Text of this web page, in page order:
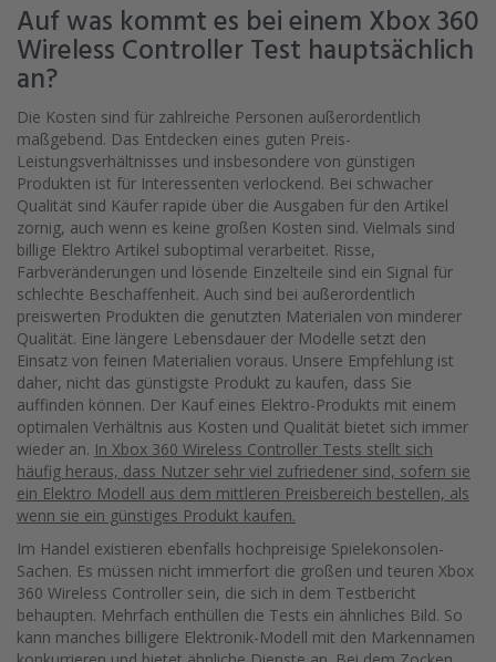
Auf was kommt es bei einem Xbox 360
Wireless Controller Test hauptsächlich
an?
Die Kosten sind für zahlreiche Personen außerordentlich
maßgebend. Das Entdecken eines guten Preis-
Leistungsverhältnisses und insbesondere von günstigen
Produkten ist für Interessenten verlockend. Bei schwacher
Qualität sind Käufer rapide über die Ausgaben für den Artikel
zornig, auch wenn es keine großen Kosten sind. Vielmals sind
billige Elektro Artikel suboptimal verarbeitet. Risse,
Farbveränderungen und lösende Einzelteile sind ein Signal für
schlechte Beschaffenheit. Auch sind bei außerordentlich
preiswerten Produkten die genutzten Materialen von minderer
Qualität. Eine längere Lebensdauer der Modelle setzt den
Einsatz von feinen Materialien voraus. Unsere Empfehlung ist
daher, nicht das günstigste Produkt zu kaufen, dass Sie
auffinden können. Der Kauf eines Elektro-Produkts mit einem
optimalen Verhältnis aus Kosten und Qualität bietet sich immer
wieder an. In Xbox 360 Wireless Controller Tests stellt sich
häufig heraus, dass Nutzer sehr viel zufriedener sind, sofern sie
ein Elektro Modell aus dem mittleren Preisbereich bestellen, als
wenn sie ein günstiges Produkt kaufen.
Im Handel existieren ebenfalls hochpreisige Spielekonsolen-
Sachen. Es müssen nicht immerfort die großen und teuren Xbox
360 Wireless Controller sein, die sich in dem Testbericht
behaupten. Mehrfach enthüllen die Tests ein ähnliches Bild. So
kann manches billigere Elektronik-Modell mit den Markennamen